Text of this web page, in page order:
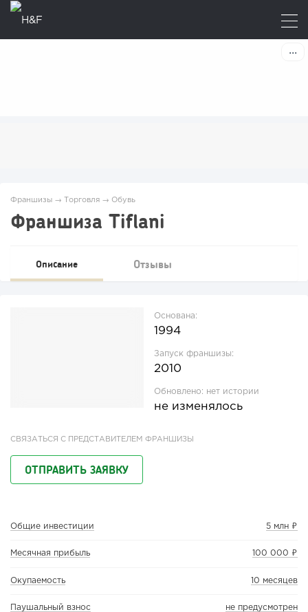
Франшизы → Торговля → Обувь
Франшиза Tiflani
Описание Отзывы
Основана:
1994
Запуск франшизы:
2010
Обновлено: нет истории
не изменялось
СВЯЗАТЬСЯ С ПРЕДСТАВИТЕЛЕМ ФРАНШИЗЫ
ОТПРАВИТЬ ЗАЯВКУ
Общие инвестиции 5 млн ₽
Месячная прибыль 100 000 ₽
Окупаемость 10 месяцев
Паушальный взнос не предусмотрен